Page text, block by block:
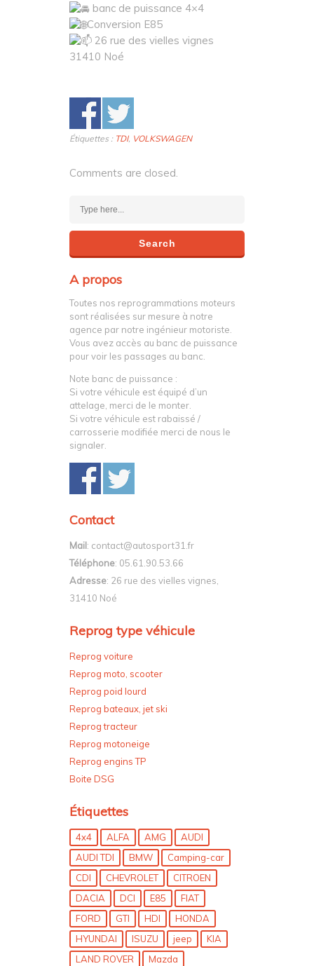
banc de puissance 4×4
Conversion E85
26 rue des vielles vignes
31410 Noé
Étiquettes : TDI, VOLKSWAGEN
Comments are closed.
A propos
Toutes nos reprogrammations moteurs
sont réalisées sur mesure à notre
agence par notre ingénieur motoriste.
Vous avez accès au banc de puissance
pour voir les passages au banc.
Note banc de puissance :
Si votre véhicule est équipé d’un
attelage, merci de le monter.
Si votre véhicule est rabaissé /
carrosserie modifiée merci de nous le
signaler.
Contact
Mail: contact@autosport31.fr
Téléphone: 05.61.90.53.66
Adresse: 26 rue des vielles vignes,
31410 Noé
Reprog type véhicule
Reprog voiture
Reprog moto, scooter
Reprog poid lourd
Reprog bateaux, jet ski
Reprog tracteur
Reprog motoneige
Reprog engins TP
Boite DSG
Étiquettes
4x4 ALFA AMG
AUDI
AUDI TDI
BMW
Camping-car
CDI
CHEVROLET
CITROEN
DACIA
DCI E85
FIAT
FORD
GTI HDI
HONDA
HYUNDAI
ISUZU jeep
KIA
LAND ROVER
Mazda